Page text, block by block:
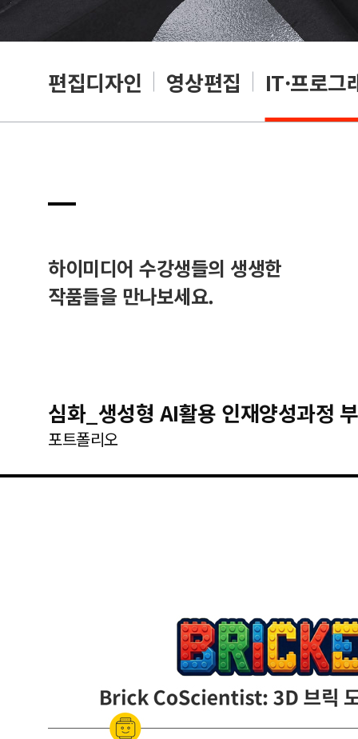
편집디자인 영상편집 IT·프로그
하이미디어 수강생들의 생생한
작품들을 만나보세요.
심화_생성형 AI활용 인재양성과정
포트폴리오